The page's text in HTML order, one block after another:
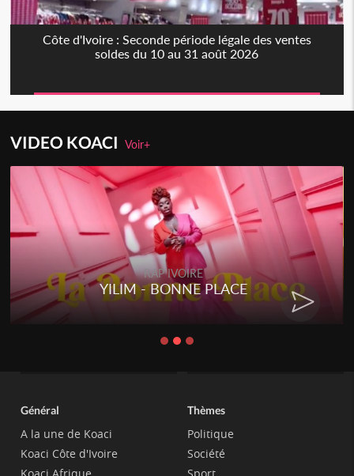
Côte d'Ivoire : Seconde période légale des ventes
soldes du 10 au 31 août 2026
VIDEO KOACIVoir+
RAP IVOIRE
YILIM - BONNE PLACE
Général
A la une de Koaci
Koaci Côte d'Ivoire
Thèmes
Politique
Société